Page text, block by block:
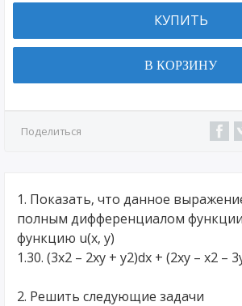
КУПИТЬ
В КОРЗИНУ
Поделиться
1. Показать, что данное
полным дифференциалом
функцию u(x, y)
1.30. (3x2 – 2xy + y2)dx + (2xy – x2 –
2. Решить следующие задачи